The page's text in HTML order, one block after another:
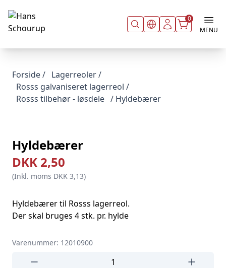
0
MENU
Forside/ Lagerreoler/
Rosss galvaniseret lagerreol /
Rosss tilbehør - løsdele / Hyldebærer
Hyldebærer
DKK 2,50
(Inkl. moms DKK 3,13)
Hyldebærer til Rosss lagerreol.
Der skal bruges 4 stk. pr. hylde
Varenummer: 12010900